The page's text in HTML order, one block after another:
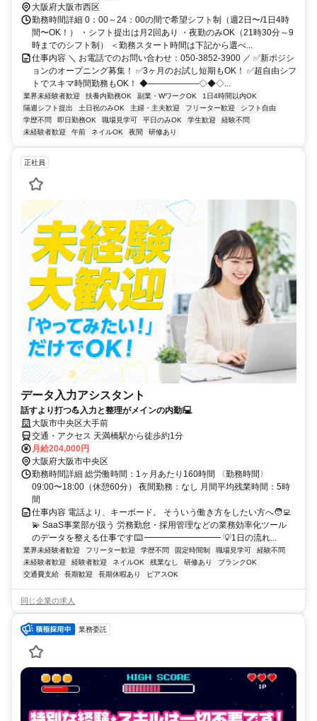
より徒歩10分 ・御堂筋線「心斎橋駅」より徒歩10分
大阪府大阪市西区
勤務時間詳細 0：00～24：00の間で希望シフト制（週2日〜/1日4時
間〜OK！） ・シフト提出は月2回あり ・夜勤のみOK（21時30分～9
時までのシフト制） ＜勤務スタート時間は下記から選べ...
仕事内容 ＼ お電話でのお問い合わせ：050-3852-3900 ／ ✅新ポジシ
ョンのオープニング募集！ ✅3ヶ月のお試し短期もOK！ ✅超自由シフ
トでスキマ時間勤務もOK！ ◆――――――◇◆◇...
業界未経験者歓迎 扶養内勤務OK 副業・WワークOK
1日4時間以内OK
隔週シフト提出
土日祝のみOK 主婦・主夫歓迎 フリーター歓迎
シフト自由
学歴不問
即日勤務OK 職場見学可 平日のみOK 学生歓迎
経験不問
未経験者歓迎
午前 ネイルOK 夜間 研修あり
正社員
データ入力アシスタント
話すより打つ💪入力と整理がメインの内勤❕💻
大阪市中央区大手前
交通・アクセス 天満橋駅から徒歩約1分
月給204,000円
大阪府大阪市中央区
勤務時間詳細 総労働時間：1ヶ月あたり160時間 〈勤務時間〉
09:00〜18:00（休憩60分） 夜間勤務：なし 月間平均残業時間：5時
間
仕事内容 電話より、キーボード。 そういう働き方をしたい方へ🧑‍💻
💫 SaaS事業部が扱う 労務勤怠・採用管理などの業務効率化ツール
のデータを整える仕事です⌨️ ━━━━━━━━━ 💡1日の流れ...
業界未経験者歓迎 フリーター歓迎 学歴不問 固定時間制 職場見学可
経験不問
未経験者歓迎
経験者歓迎 ネイルOK 残業なし 研修あり
ブランクOK
交通費支給
長期歓迎 長期休暇あり ピアスOK
同じ企業の求人
業務委託